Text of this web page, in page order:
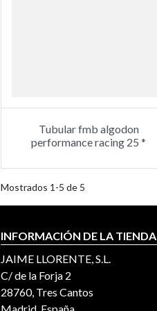
Tubular fmb algodon
performance racing 25 *
Mostrados 1-5 de 5
INFORMACIÓN DE LA TIENDA
JAIME LLORENTE, S.L.
C/ de la Forja 2
28760, Tres Cantos